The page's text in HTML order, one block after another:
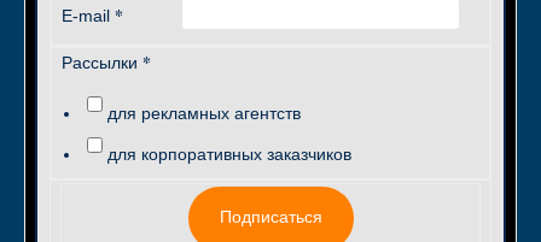
E-mail *
Рассылки *
для рекламных агентств
для корпоративных заказчиков
Подписаться